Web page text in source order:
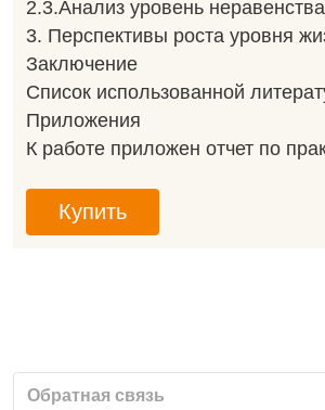
2.3.Анализ уровень
3. Перспективы роста уровня
Заключение
Список использованной
Приложения
К работе приложен отчет по
Купить
Обратная связь